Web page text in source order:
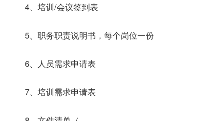
4、培训/会议签到表
5、职务职责说明书，每个岗位一份
6、人员需求申请表
7、培训需求申请表